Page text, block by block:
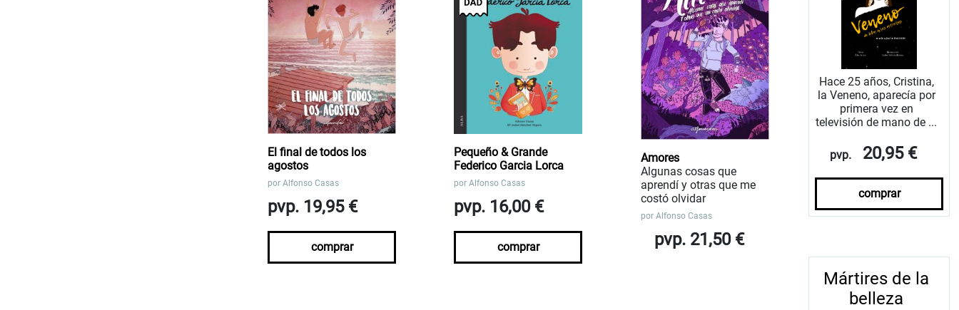
El final de todos los
agostos
por Alfonso Casas
pvp. 19,95 €
comprar
Pequeño & Grande
Federico Garcia Lorca
porAlfonso Casas
pvp. 16,00 €
comprar
Amores
Algunas cosas que
aprendí y otras que me
costó olvidar
por Alfonso Casas
pvp. 21,50 €
Hace 25 años, Cristina,
la Veneno, aparecía por
primera vez en
televisión de mano de ...
pvp. 20,95 €
comprar
Mártires de la
belleza